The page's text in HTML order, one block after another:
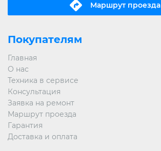
Маршрут проeзда
Покупателям
Главная
О нас
Техника в сервисе
Консультация
Заявка на ремонт
Маршрут проезда
Гарантия
Доставка и оплата